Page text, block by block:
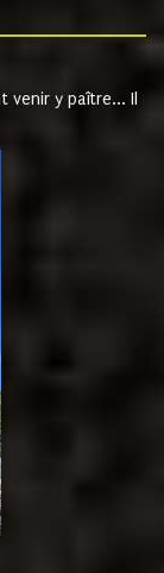
venir y paître... Il